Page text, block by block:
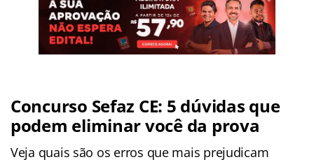
Concurso Sefaz CE: 5 dúvidas que
podem eliminar você da prova
Veja quais são os erros que mais prejudicam